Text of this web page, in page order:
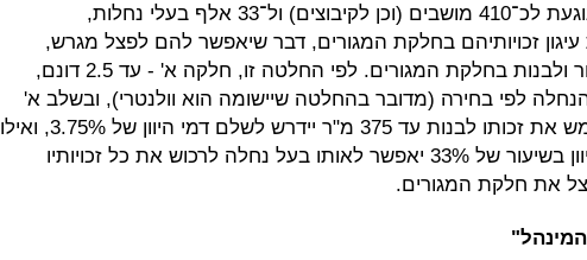
החלטה 979 נוגעת לכ־410 מושבים (וכן לקיבוצים) ול־33 אלף בעלי נחלות,
זכויותיהם בחלקת המגורים, דבר שיאפשר להם לפצל מגרש,
להשכיר, למכור ולבנות בחלקת המגורים. לפי החלטה זו, חלקה א' - עד 2.5 דונם,
לפי בחירה (מדובר בהחלטה שיישומה הוא וולנטרי), ובשלב א'
מי שירצה לממש את זכותו לבנות עד 375 מ"ר יידרש לשלם דמי היוון של 3.75%, ואילו
תשלום דמי היוון בשיעור של 33% יאפשר לאותו בעל נחלה לרכוש את כל זכויותיו
את חלקת המגורים.